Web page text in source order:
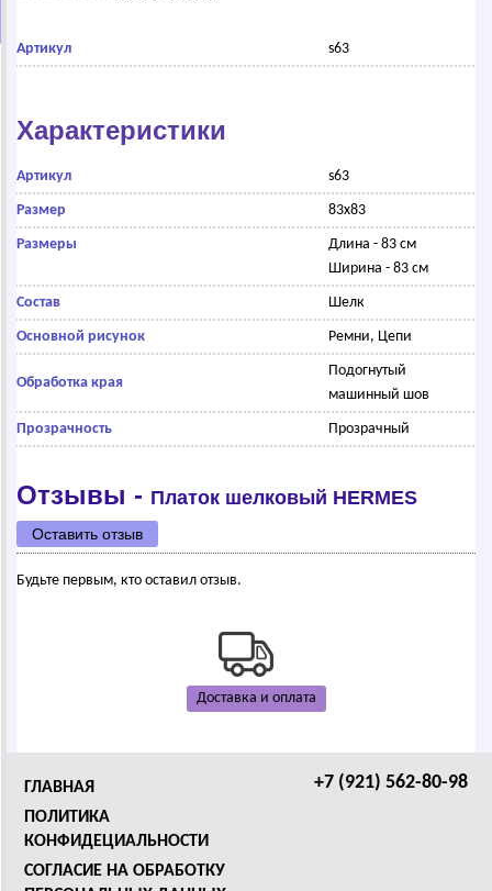
Артикул s63
Характеристики
Артикул s63
Размер 83х83
Размеры
Длина - 83 см
Ширина - 83 см
Состав Шелк
Основной рисунок Ремни, Цепи
Обработка края
Подогнутый
машинный шов
Прозрачность Прозрачный
Отзывы - Платок шелковый НЕRМЕS
Оставить отзыв
Будьте первым, кто оставил отзыв.
Доставка и оплата
+7 (921) 562-80-98
ГЛАВНАЯ
ПОЛИТИКА
КОНФИДЕЦИАЛЬНОСТИ
СОГЛАСИЕ НА ОБРАБОТКУ